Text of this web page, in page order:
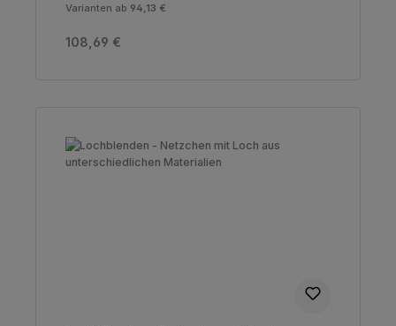
Varianten ab 94,13 €
Regulärer Preis:
108,69 €